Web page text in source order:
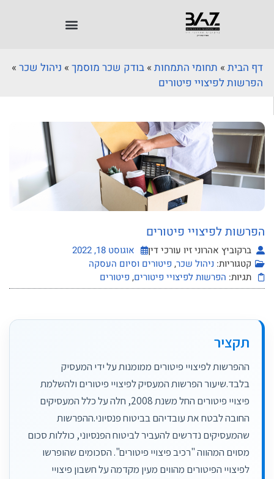
דף הבית » תחומי התמחות » בודק שכר מוסמך » ניהול שכר »
הפרשות לפיצויי פיטורים
הפרשות לפיצויי פיטורים
ברקוביץ אהרוני זיו עורכי דין
אוגוסט 18, 2022
קטגוריות: ניהול שכר, פיטורים וסיום העסקה
תגיות: הפרשות לפיצויי פיטורים, פיטורים
תקציר
ההפרשות לפיצויי פיטורים ממומנות על ידי המעסיק
בלבד.שיעור הפרשות המעסיק לפיצויי פיטורים ולהשלמת
פיצויי פיטורים החל משנת 2008, חלה על כלל המעסיקים
החובה לבטח את עובדיהם בביטוח פנסיוני.ההפרשות
שהמעסיקים נדרשים להעביר לביטוח הפנסיוני, כוללות סכום
מסוים המהווה "רכיב פיצויי פיטורים". הסכומים שהופרשו
לפיצויי הפיטורים מהווים מעין מקדמה על חשבון פיצויי